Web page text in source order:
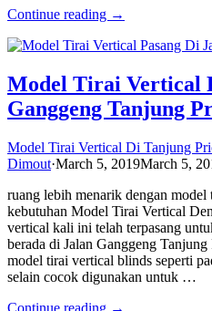
Continue reading →
Model Tirai Vertical
Ganggeng Tanjung
Model Tirai Vertical Di Tanjung
Dimout·March 5, 2019March 5,
ruang lebih menarik dengan
kebutuhan Model Tirai Vertical
vertical kali ini telah terpasang
berada di Jalan Ganggeng
model tirai vertical blinds seperti
selain cocok digunakan untuk …
Continue reading →